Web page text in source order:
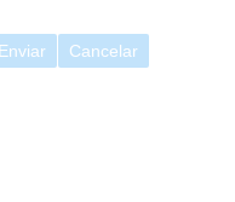
Enviar Cancelar